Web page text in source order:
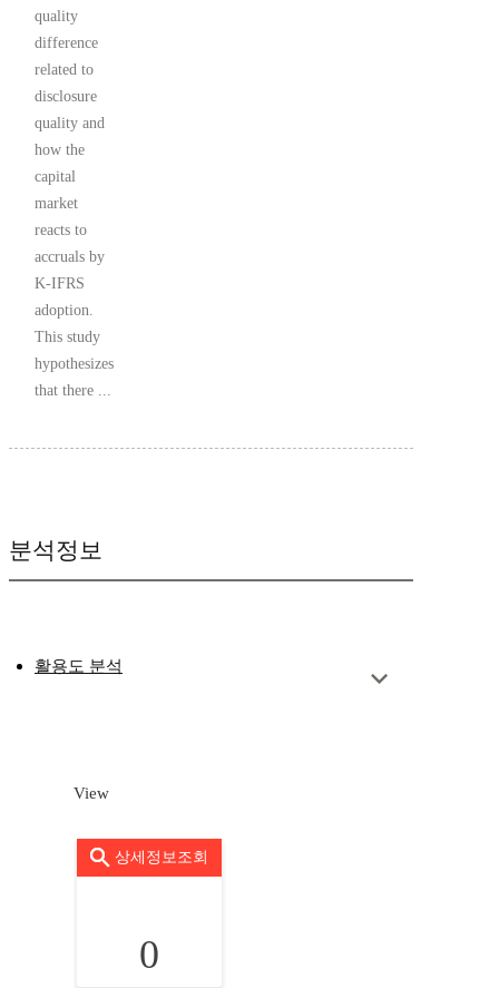
quality
difference
related to
disclosure
quality and
how the
capital
market
reacts to
accruals by
K-IFRS
adoption.
This study
hypothesizes
that there ...
분석정보
활용도 분석
View
상세정보조회
0